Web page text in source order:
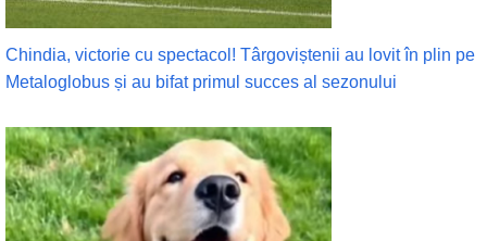
Chindia, victorie cu spectacol! Târgoviștenii au lovit în plin pe
Metaloglobus și au bifat primul succes al sezonului